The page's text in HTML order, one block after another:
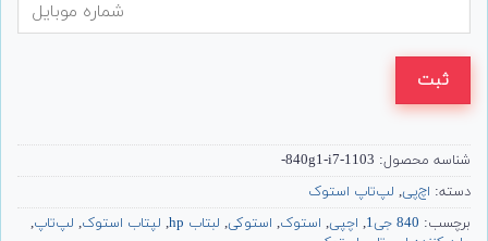
ثبت
شناسه محصول: 840g1-i7-1103-
دسته: اچ‌پی, لپ‌تاپ استوک
برچسب: 840 جی1 , اچپی, استوک, استوکی, لبتاب hp , لپتاب استوک, لپ‌تاپ,